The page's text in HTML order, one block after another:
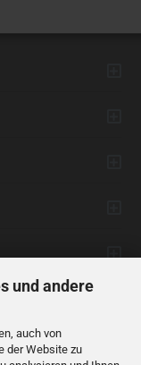
und andere
auch von
der Website zu